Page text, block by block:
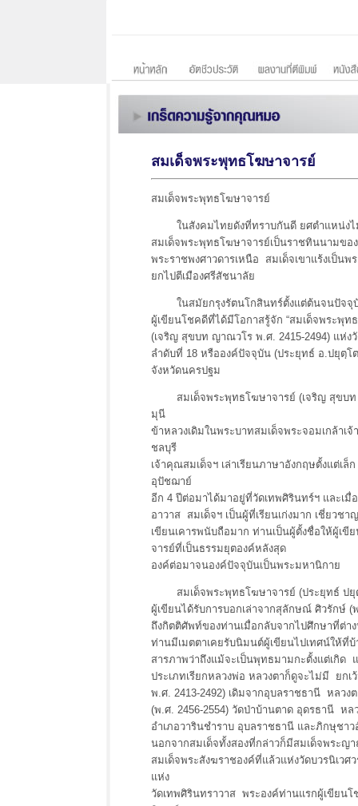
สมเด็จพระพุทธโฆษาจารย์
สมเด็จพระพุทธโฆษาจารย์
ในสังคมไทยดังที่ทราบกันดี ยศตำแหน่งไม่
สมเด็จพระพุทธโฆษาจารย์เป็นราชทินนามขอ
พระราชพงศาวดารเหนือ สมเด็จเขาแร้งเป็น
ยกไปตีเมืองศรีสัชนาลัย
ในสมัยกรุงรัตนโกสินทร์ตั้งแต่ต้นจนปัจจุบั
ผู้เขียนโชคดีที่ได้มีโอกาสรู้จัก “สมเด็จพระพุ
(เจริญ สุขบท ญาณวโร พ.ศ. 2415-2494) แห่ง
ลำดับที่ 18 หรือองค์ปัจจุบัน (ประยุทธ์ อ.ปยุตฺ
จังหวัดนครปฐม
สมเด็จพระพุทธโฆษาจารย์ (เจริญ สุขบท
มุนี
ข้าหลวงเดิมในพระบาทสมเด็จพระจอมเกล้าเ
ชลบุรี
เจ้าคุณสมเด็จฯ เล่าเรียนภาษาอังกฤษตั้งแต่เ
อุปัชฌาย์
อีก 4 ปีต่อมาได้มาอยู่ที่วัดเทพศิรินทร์ฯ และเมื่
อาวาส สมเด็จฯ เป็นผู้ที่เรียนเก่งมาก เชี่ยว
เขียนเคารพนับถือมาก ท่านเป็นผู้ตั้งชื่อให้ผู้เ
จารย์ที่เป็นธรรมยุตองค์หลังสุด
องค์ต่อมาจนองค์ปัจจุบันเป็นพระมหานิกาย
สมเด็จพระพุทธโฆษาจารย์ (ประยุทธ์ ปยุตฺ
ผู้เขียนได้รับการบอกเล่าจากสุลักษณ์ ศิวรักษ์ (
ถึงกิตติศัพท์ของท่านเมื่อกลับจากไปศึกษาที่ต่า
ท่านมีเมตตาเคยรับนิมนต์ผู้เขียนไปเทศน์ให้ที่
สารภาพว่าถึงแม้จะเป็นพุทธมามกะตั้งแต่เกิด
ประเภทเรียกหลวงพ่อ หลวงตาก็ดูจะไม่มี ยก
พ.ศ. 2413-2492) เดิมจากอุบลราชธานี
(พ.ศ. 2456-2554) วัดป่าบ้านตาด อุดรธานี ห
อำเภอวารินชำราบ อุบลราชธานี และภิกษุชา
นอกจากสมเด็จทั้งสองที่กล่าวก็มีสมเด็จพระ
สมเด็จพระสังฆราชองค์ที่แล้วแห่งวัดบวรนิเ
แห่ง
วัดเทพศิรินทราวาส พระองค์ท่านแรกผู้เขียน